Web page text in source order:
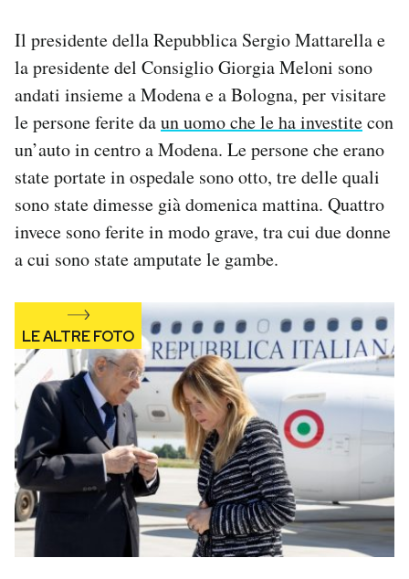
AREA PERSONALE
Area Personale
Newsletter
Regala il Post
Hai bisogno di aiuto?
Esci
Il presidente della Repubblica Sergio Mattarella e
la presidente del Consiglio Giorgia Meloni sono
andati insieme a Modena e a Bologna, per visitare
le persone ferite daun uomo che le ha investitecon
un’auto in centro a Modena. Le persone che erano
state portate in ospedale sono otto, tre delle quali
sono state dimesse già domenica mattina. Quattro
invece sono ferite in modo grave, tra cui due donne
a cui sono state amputate le gambe.